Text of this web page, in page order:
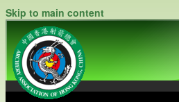
Skip to main content